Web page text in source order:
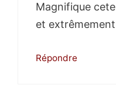
Magnifique
et
Répondre